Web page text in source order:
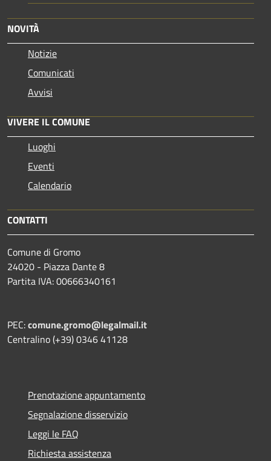
NOVITÀ
Notizie
Comunicati
Avvisi
VIVERE IL COMUNE
Luoghi
Eventi
Calendario
CONTATTI
Comune di Gromo
24020 - Piazza Dante 8
Partita IVA: 00666340161
PEC:comune.gromo@legalmail.it
Centralino (+39) 0346 41128
Prenotazione appuntamento
Segnalazione disservizio
Leggi le FAQ
Richiesta assistenza